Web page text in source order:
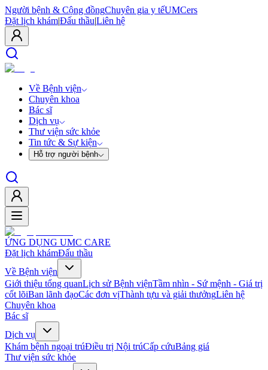
Người bệnh & Cộng đồngChuyên gia y tếUMCers
Đặt lịch khám|Đấu thầu|Liên hệ
Về Bệnh viện
Chuyên khoa
Bác sĩ
Dịch vụ
Thư viện sức khỏe
Tin tức & Sự kiện
Hỗ trợ người bệnh
ỨNG DỤNG UMC CARE
Đặt lịch khámĐấu thầu
Về Bệnh viện
Giới thiệu tổng quanLịch sử Bệnh việnTầm nhìn - Sứ mệnh - Giá trị
cốt lõiBan lãnh đạoCác đơn vịThành tựu và giải thưởngLiên hệ
Chuyên khoa
Bác sĩ
Dịch vụ
Khám bệnh ngoại trúĐiều trị Nội trúCấp cứuBảng giá
Thư viện sức khỏe